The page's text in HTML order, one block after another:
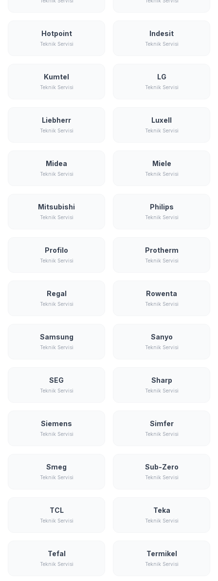
Hotpoint
Teknik Servisi
Indesit
Teknik Servisi
Kumtel
Teknik Servisi
LG
Teknik Servisi
Liebherr
Teknik Servisi
Luxell
Teknik Servisi
Midea
Teknik Servisi
Miele
Teknik Servisi
Mitsubishi
Teknik Servisi
Philips
Teknik Servisi
Profilo
Teknik Servisi
Protherm
Teknik Servisi
Regal
Teknik Servisi
Rowenta
Teknik Servisi
Samsung
Teknik Servisi
Sanyo
Teknik Servisi
SEG
Teknik Servisi
Sharp
Teknik Servisi
Siemens
Teknik Servisi
Simfer
Teknik Servisi
Smeg
Teknik Servisi
Sub-Zero
Teknik Servisi
TCL
Teknik Servisi
Teka
Teknik Servisi
Tefal
Teknik Servisi
Termikel
Teknik Servisi